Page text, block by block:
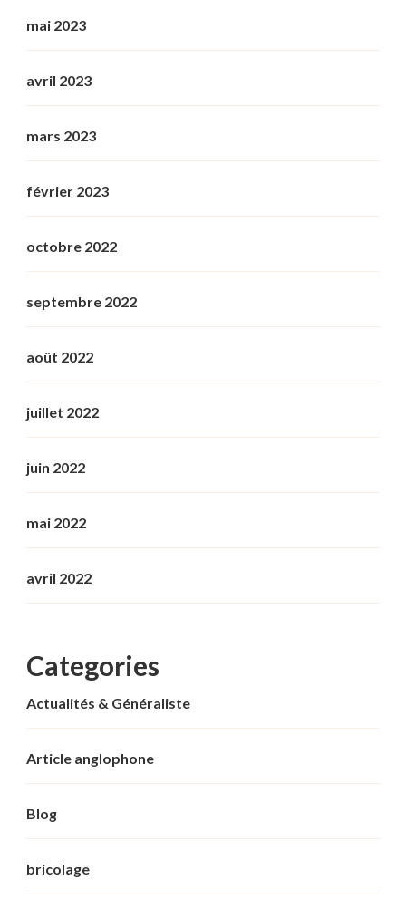
mai 2023
avril 2023
mars 2023
février 2023
octobre 2022
septembre 2022
août 2022
juillet 2022
juin 2022
mai 2022
avril 2022
Categories
Actualités & Généraliste
Article anglophone
Blog
bricolage